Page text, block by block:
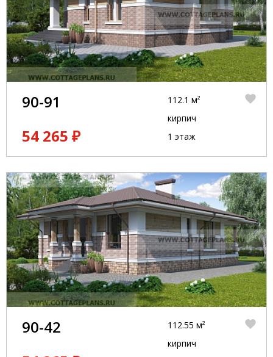
90-91
54 265 ₽
112.1 м²
кирпич
1 этаж
90-42
112.55 м²
кирпич